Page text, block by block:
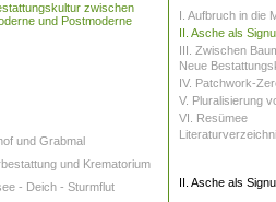
und Grabmal
und Krematorium
- Deich - Sturmflut
zwischen
und Postmoderne
I. Aufbruch in die
II. Asche als
III. Zwischen
Neue
IV. Patchwork-
V. Pluralisierung
VI. Resümee
II. Asche als